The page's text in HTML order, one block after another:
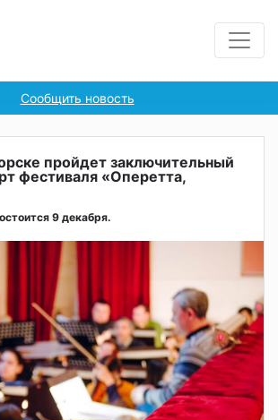
Сообщить новость
пройдет заключительный
фестиваля «Оперетта,
9 декабря.